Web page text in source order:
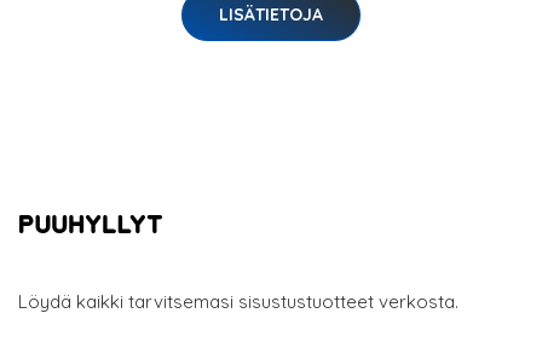
LISÄTIETOJA
Löydä kaikki tarvitsemasi sisustustuotteet verkosta.